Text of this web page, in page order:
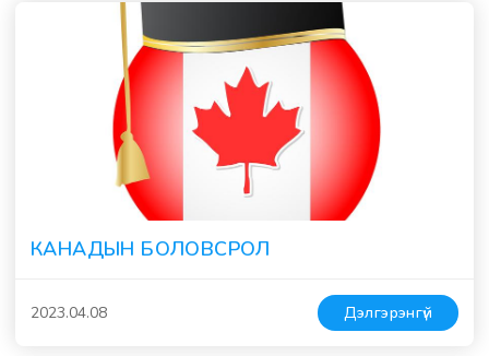
КАНАДЫН БОЛОВСРОЛ
2023.04.08 Дэлгэрэнгүй